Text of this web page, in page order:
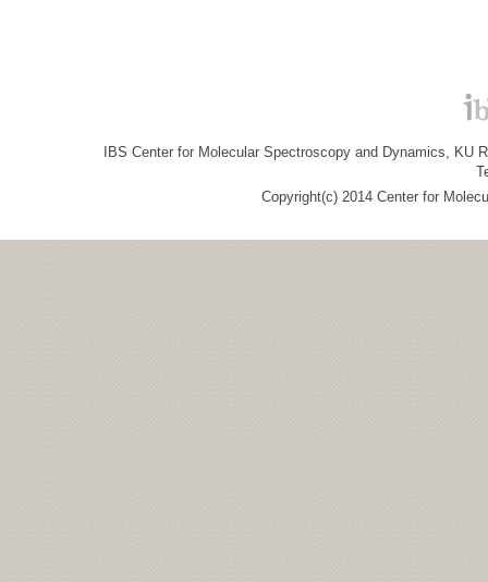
IBS Center for Molecular Spectroscopy and Dynamics, KU
Copyright(c) 2014 Center for